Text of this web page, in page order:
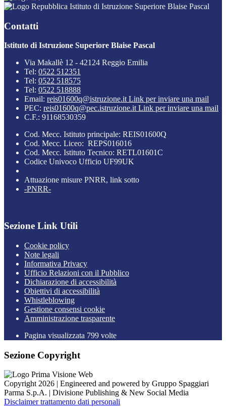
Istituto di Istruzione Superiore Blaise Pascal
Contatti
Istituto di Istruzione Superiore Blaise Pascal
Via Makallè 12 - 42124 Reggio Emilia
Tel: 0522 512351
Tel: 0522 518575
Tel: 0522 518888
Email: reis01600q@istruzione.itLink per inviare una mail
PEC: reis01600q@pec.istruzione.itLink per inviare una mail
C.F.: 91168530359
Cod. Mecc. Istituto principale: REIS01600Q
Cod. Mecc. Liceo: REPS016016
Cod. Mecc. Istituto Tecnico: RETL01601C
Codice Univoco Ufficio UF99UK
Attuazione misure PNRR, link sotto
-PNRR-
Sezione Link Utili
Cookie policy
Note legali
Informativa Privacy
Ufficio Relazioni con il Pubblico
Dichiarazione di accessibilità
Obiettivi di accessibilità
Whistleblowing
Gestione consensi cookie
Amministrazione trasparente
Pagina visualizzata 799 volte
Sezione Copyright
Copyright 2026 | Engineered and powered by Gruppo Spaggiari
Parma S.p.A. | Divisione Publishing & New Social Media
Disclaimer trattamento dati personali